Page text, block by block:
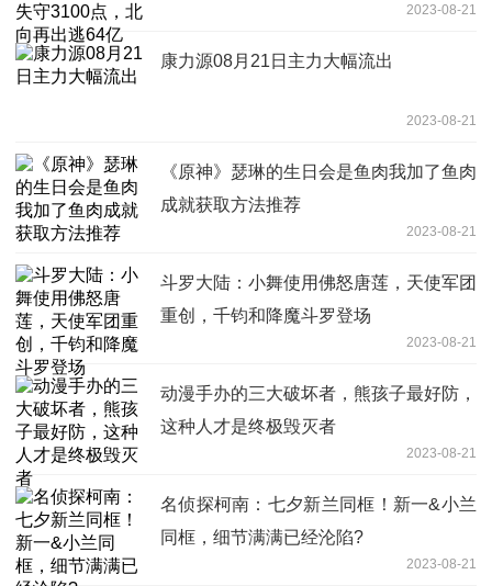
2023-08-21
康力源08月21日主力大幅流出
2023-08-21
《原神》瑟琳的生日会是鱼肉我加了鱼肉
成就获取方法推荐
2023-08-21
斗罗大陆：小舞使用佛怒唐莲，天使军团
重创，千钧和降魔斗罗登场
2023-08-21
动漫手办的三大破坏者，熊孩子最好防，
这种人才是终极毁灭者
2023-08-21
名侦探柯南：七夕新兰同框！新一&小兰
同框，细节满满已经沦陷?
2023-08-21